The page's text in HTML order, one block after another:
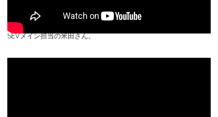
SEVメイン担当の米田さん。